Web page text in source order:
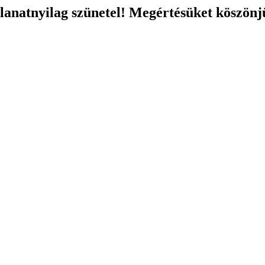
szünetel! Megértésüket